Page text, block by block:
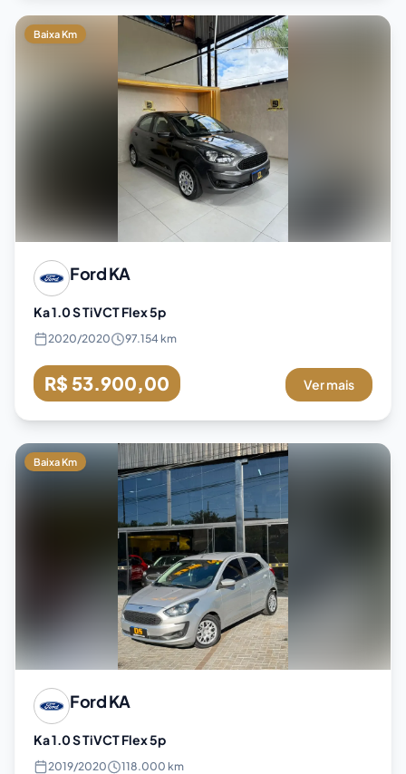
Baixa Km
FordKA
Ka 1.0 S TiVCT Flex 5p
2020/2020 97.154 km
R$ 53.900,00 Ver mais
Baixa Km
FordKA
Ka 1.0 S TiVCT Flex 5p
2019/2020 118.000 km